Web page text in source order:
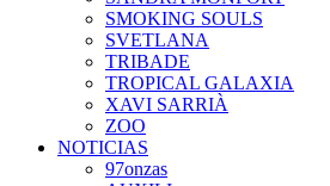
SMOKING SOULS
SVETLANA
TRIBADE
TROPICAL GALAXIA
XAVI SARRIÀ
ZOO
NOTICIAS
97onzas